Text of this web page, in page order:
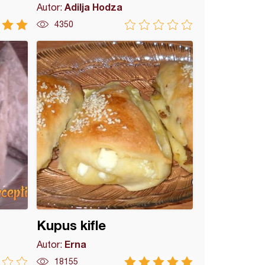
Autor:Adilja Hodza
4350
Kupus kifle
Autor: Erna
18155